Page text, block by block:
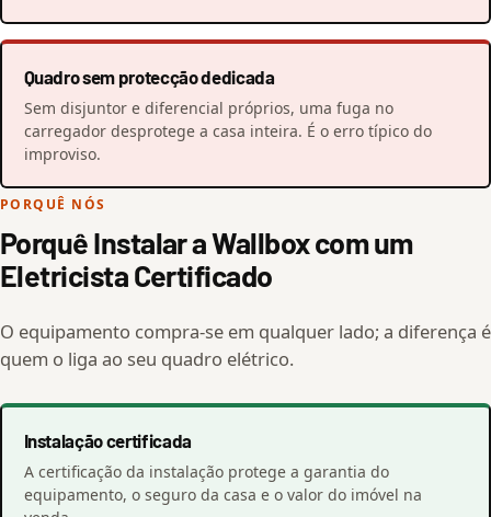
Quadro sem protecção dedicada
Sem disjuntor e diferencial próprios, uma fuga no
carregador desprotege a casa inteira. É o erro típico do
improviso.
PORQUÊ NÓS
Porquê Instalar a Wallbox com um
Eletricista Certificado
O equipamento compra-se em qualquer lado; a diferença é
quem o liga ao seu quadro elétrico.
Instalação certificada
A certificação da instalação protege a garantia do
equipamento, o seguro da casa e o valor do imóvel na